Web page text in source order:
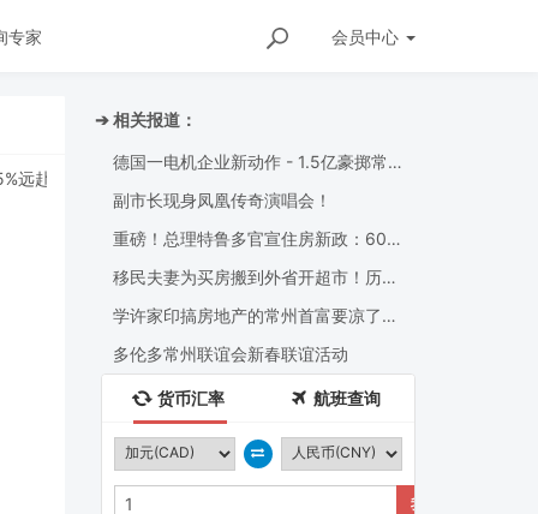
会员中心
专家
洲，阿省拟建“第三条输油管”直达Delta！
➔ 相关报道：
德国一电机企业新动作 - 1.5亿豪掷常
副市长现身凤凰传奇演唱会！
重磅！总理特鲁多官宣住房新政：60亿
移民夫妻为买房搬到外省开超市！历经
学许家印搞房地产的常州首富要凉了？
多伦多常州联谊会新春联谊活动
货币汇率 航班查询
我要兑换